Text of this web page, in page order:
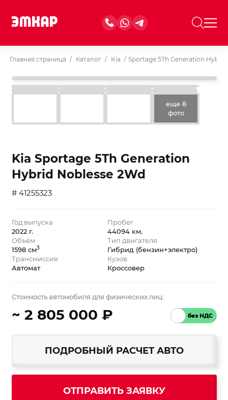
Главная страница / Каталог / Kia / Sportage 5Th Generation
еще 8
фото
Kia Sportage 5Th Generation
Hybrid Noblesse 2Wd
# 41255323
Год выпуска
2022 г.
Пробег
44094 км.
Объём
1598 см3
Тип двигателя
Гибрид (бензин+электро)
Трансмиссия
Автомат
Кузов:
Кроссовер
Стоимость автомобиля для физических лиц:
~ 2 805 000 ₽
ПОДРОБНЫЙ РАСЧЕТ АВТО
ОТПРАВИТЬ ЗАЯВКУ